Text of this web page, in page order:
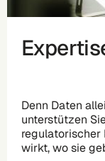
Denn Daten
unterstützen
regulatorischer
wirkt, wo sie